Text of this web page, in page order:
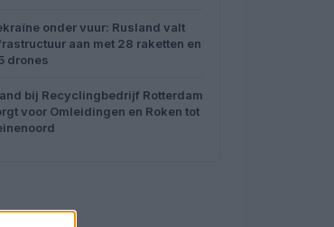
onder vuur: Rusland valt
aan met 28 raketten en
drones
bij Recyclingbedrijf Rotterdam
voor Omleidingen en Roken tot